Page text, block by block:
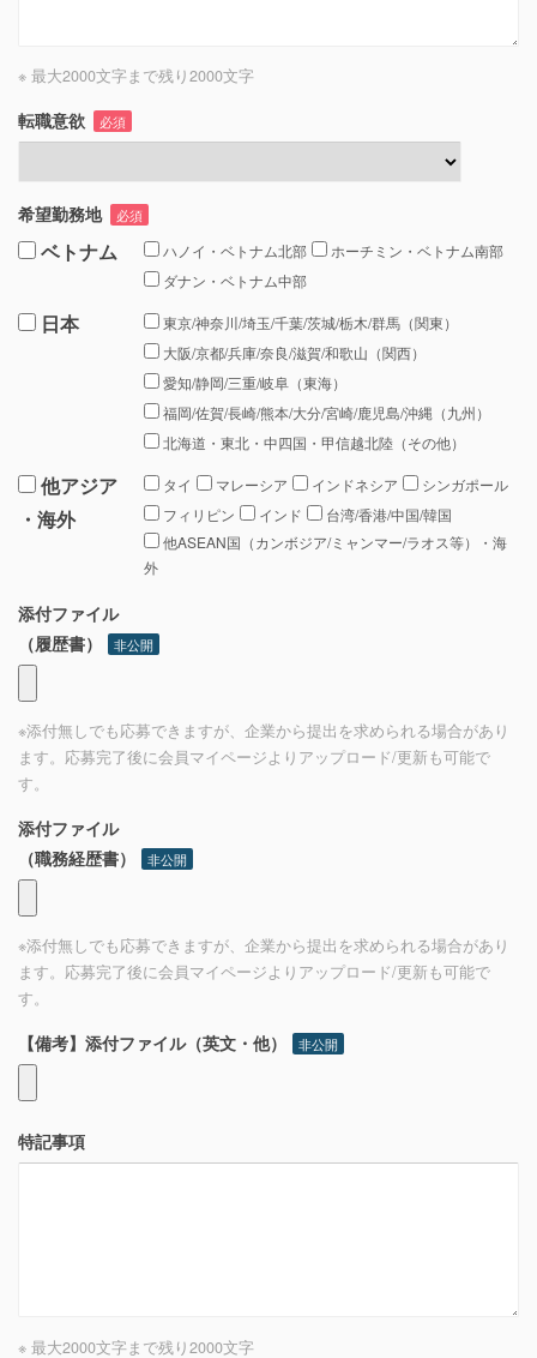
※ 最大2000文字まで残り2000文字
転職意欲 必須
希望勤務地 必須
ベトナム ハノイ・ベトナム北部
ホーチミン・ベトナム南部
ダナン・ベトナム中部
日本
東京/神奈川/埼玉/千葉/茨城/栃木/群馬（関東）
大阪/京都/兵庫/奈良/滋賀/和歌山（関西）
愛知/静岡/三重/岐阜（東海）
福岡/佐賀/長崎/熊本/大分/宮崎/鹿児島/沖縄（九州）
北海道・東北・中四国・甲信越北陸（その他）
他アジア
・海外
タイ マレーシア インドネシア
シンガポール
フィリピン
インド
台湾/香港/中国/韓国
他ASEAN国（カンボジア/ミャンマー/ラオス等）・海
外
添付ファイル
（履歴書）
非公開
※添付無しでも応募できますが、企業から提出を求められる場合があり
ます。応募完了後に会員マイページよりアップロード/更新も可能で
す。
添付ファイル
（職務経歴書）
非公開
※添付無しでも応募できますが、企業から提出を求められる場合があり
ます。応募完了後に会員マイページよりアップロード/更新も可能で
す。
【備考】添付ファイル（英文・他） 非公開
特記事項
※ 最大2000文字まで残り2000文字